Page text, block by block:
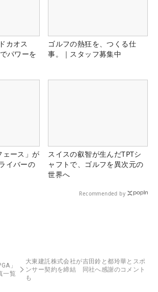
カオス
パワーを
ゴルフの熱狂を、つくる仕
事。｜スタッフ募集中
ェース」が
イバーの
スイスの叡智が生んだTPTシ
ャフトで、ゴルフを異次元の
世界へ
Recommended by
」
一覧
大東建託株式会社が吉田鈴と都玲華とスポ
ンサー契約を締結 同社へ感謝のコメント
も